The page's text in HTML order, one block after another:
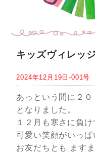
キッズヴィレッ
2024年12月19日-001号
あっという間に２
となりました。
１２月も寒さに負
可愛い笑顔がいっぱ
お友だちとも ます